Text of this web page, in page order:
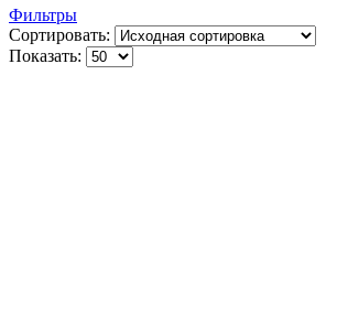
Фильтры
Сортировать:
Показать: